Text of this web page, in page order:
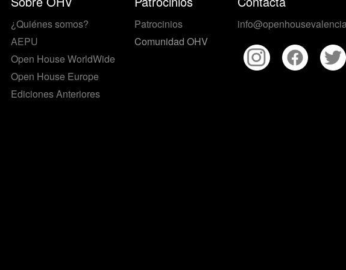
¿Quiénes somos?
AEPU
Open House WorldWide
Open House Europe
Ediciones Anteriores
Patrocinios
Comunidad OHV